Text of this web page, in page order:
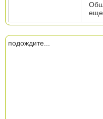
еще
подождите...